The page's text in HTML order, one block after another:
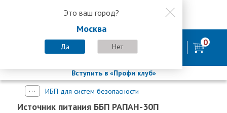
8 800 200-58-35
Это ваш город?
Москва
Да Нет
8 (800) 200-58-35
Пн-Пт с 9:00-18:00. Сб. Вс - выходной 0
Вступить в «Профи клуб»
ИБП для систем безопасности
Источник питания ББП РАПАН-30П